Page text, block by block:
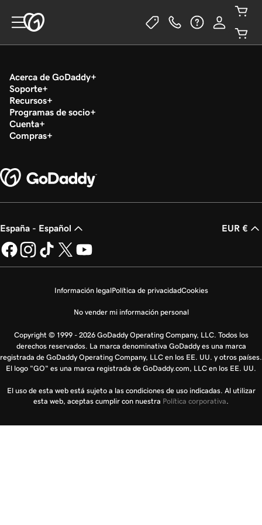
Acerca de GoDaddy
Soporte
Recursos
Programas de socio
Cuenta
Compras
España - Español EUR €
Información legalPolítica de privacidadCookies
No vender mi información personal
Copyright © 1999 - 2026 GoDaddy Operating Company, LLC. Todos los
derechos reservados. La marca denominativa GoDaddy es una marca
registrada de GoDaddy Operating Company, LLC en los EE. UU. y otros países.
El logo "GO" es una marca registrada de GoDaddy.com, LLC en los EE. UU.
El uso de esta web está sujeto a las condiciones de uso indicadas. Al utilizar
esta web, aceptas cumplir con nuestra Política corporativa.